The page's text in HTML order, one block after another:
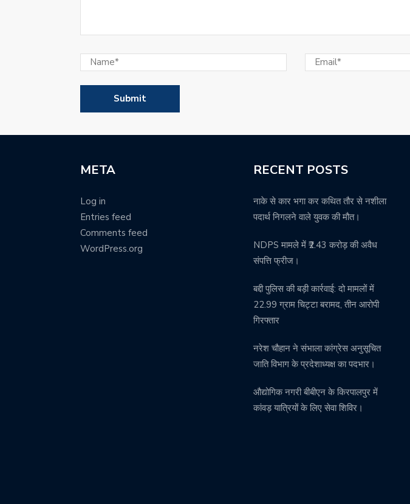
META
Log in
Entries feed
Comments feed
WordPress.org
RECENT POSTS
नाके से कार भगा कर कथित तौर से नशीला
पदार्थ निगलने वाले युवक की मौत।
NDPS मामले में ₹2.43 करोड़ की अवैध
संपत्ति फ्रीज।
बद्दी पुलिस की बड़ी कार्रवाई: दो मामलों में
22.99 ग्राम चिट्टा बरामद, तीन आरोपी
गिरफ्तार
नरेश चौहान ने संभाला कांग्रेस अनुसूचित
जाति विभाग के प्रदेशाध्यक्ष का पदभार।
औद्योगिक नगरी बीबीएन के किरपालपुर में
कांवड़ यात्रियों के लिए सेवा शिविर।